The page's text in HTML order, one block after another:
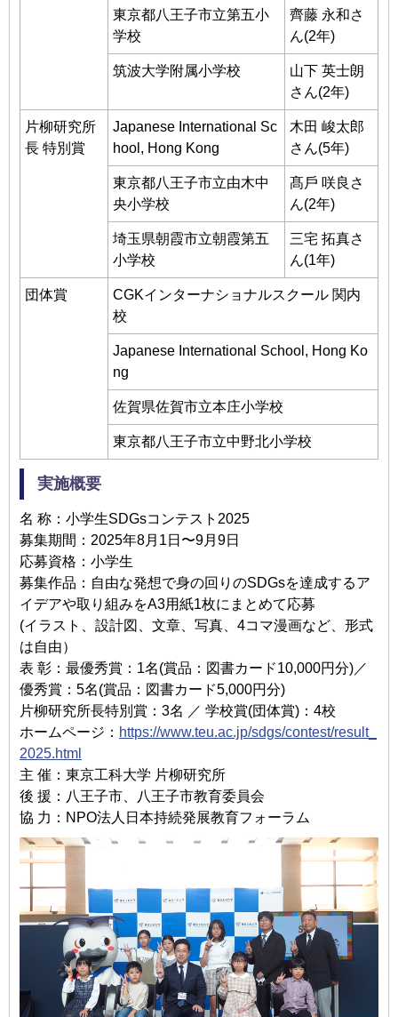
東京都⼋王⼦市⽴第五⼩
学校
⿑藤 永和さ
ん(2年)
筑波⼤学附属⼩学校
⼭下 英⼠朗
さん(2年)
⽚柳研究所
⻑ 特別賞
Japanese International Sc
hool, Hong Kong
⽊⽥ 峻太郎
さん(5年)
東京都⼋王⼦市⽴由⽊中
央⼩学校
髙⼾ 咲良さ
ん(2年)
埼⽟県朝霞市⽴朝霞第五
⼩学校
三宅 拓真さ
ん(1年)
団体賞
CGKインターナショナルスクール 関内
校
Japanese International School, Hong Ko
ng
佐賀県佐賀市⽴本庄⼩学校
東京都⼋王⼦市⽴中野北⼩学校
実施概要
名 称：⼩学⽣SDGsコンテスト2025
募集期間：2025年8⽉1⽇〜9⽉9⽇
応募資格：⼩学⽣
募集作品：⾃由な発想で⾝の回りのSDGsを達成するア
イデアや取り組みをA3⽤紙1枚にまとめて応募
(イラスト、設計図、⽂章、写真、4コマ漫画など、形式
は⾃由）
表 彰：最優秀賞：1名(賞品：図書カード10,000円分)／
優秀賞：5名(賞品：図書カード5,000円分)
⽚柳研究所⻑特別賞：3名 ／ 学校賞(団体賞)：4校
ホームページ： https://www.teu.ac.jp/sdgs/contest/result_
2025.html
主 催：東京⼯科⼤学 ⽚柳研究所
後 援：⼋王⼦市、⼋王⼦市教育委員会
協 ⼒：NPO法⼈⽇本持続発展教育フォーラム